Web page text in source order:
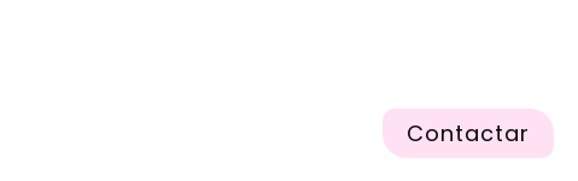
Contactar